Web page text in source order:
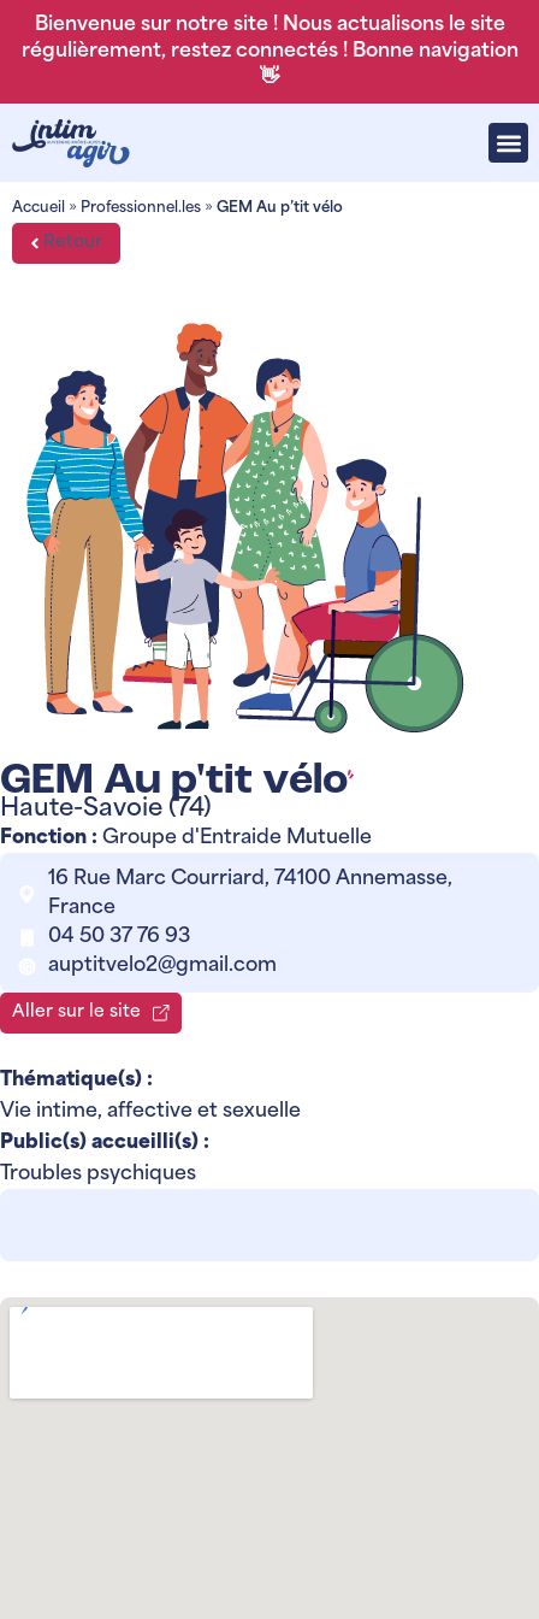
Bienvenue sur notre site ! Nous actualisons le site
régulièrement, restez connectés ! Bonne navigation
👋
Accueil » Professionnel.les » GEM Au p’tit vélo
Retour
GEM Au p'tit vélo
Haute-Savoie (74)
Fonction : Groupe d'Entraide Mutuelle
16 Rue Marc Courriard, 74100 Annemasse,
France
04 50 37 76 93
auptitvelo2@gmail.com
Aller sur le site
Thématique(s) :
Vie intime, affective et sexuelle
Public(s) accueilli(s) :
Troubles psychiques